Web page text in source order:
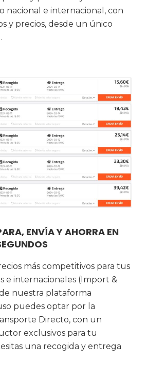
nacional e internacional, con
y precios, desde un único
ENVÍA Y AHORRA EN
más competitivos para tus
e internacionales (Import &
nuestra plataforma
puedes optar por la
Directo, con un
exclusivos para tu
una recogida y entrega